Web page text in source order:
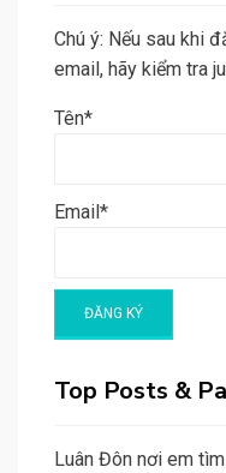
Chú ý: Nếu sau khi
email, hãy kiểm tra
Tên*
Email*
Top Posts &
Luân Đôn nơi em